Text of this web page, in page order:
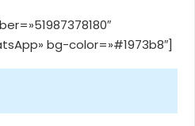
bg-color=»#1973b8″]